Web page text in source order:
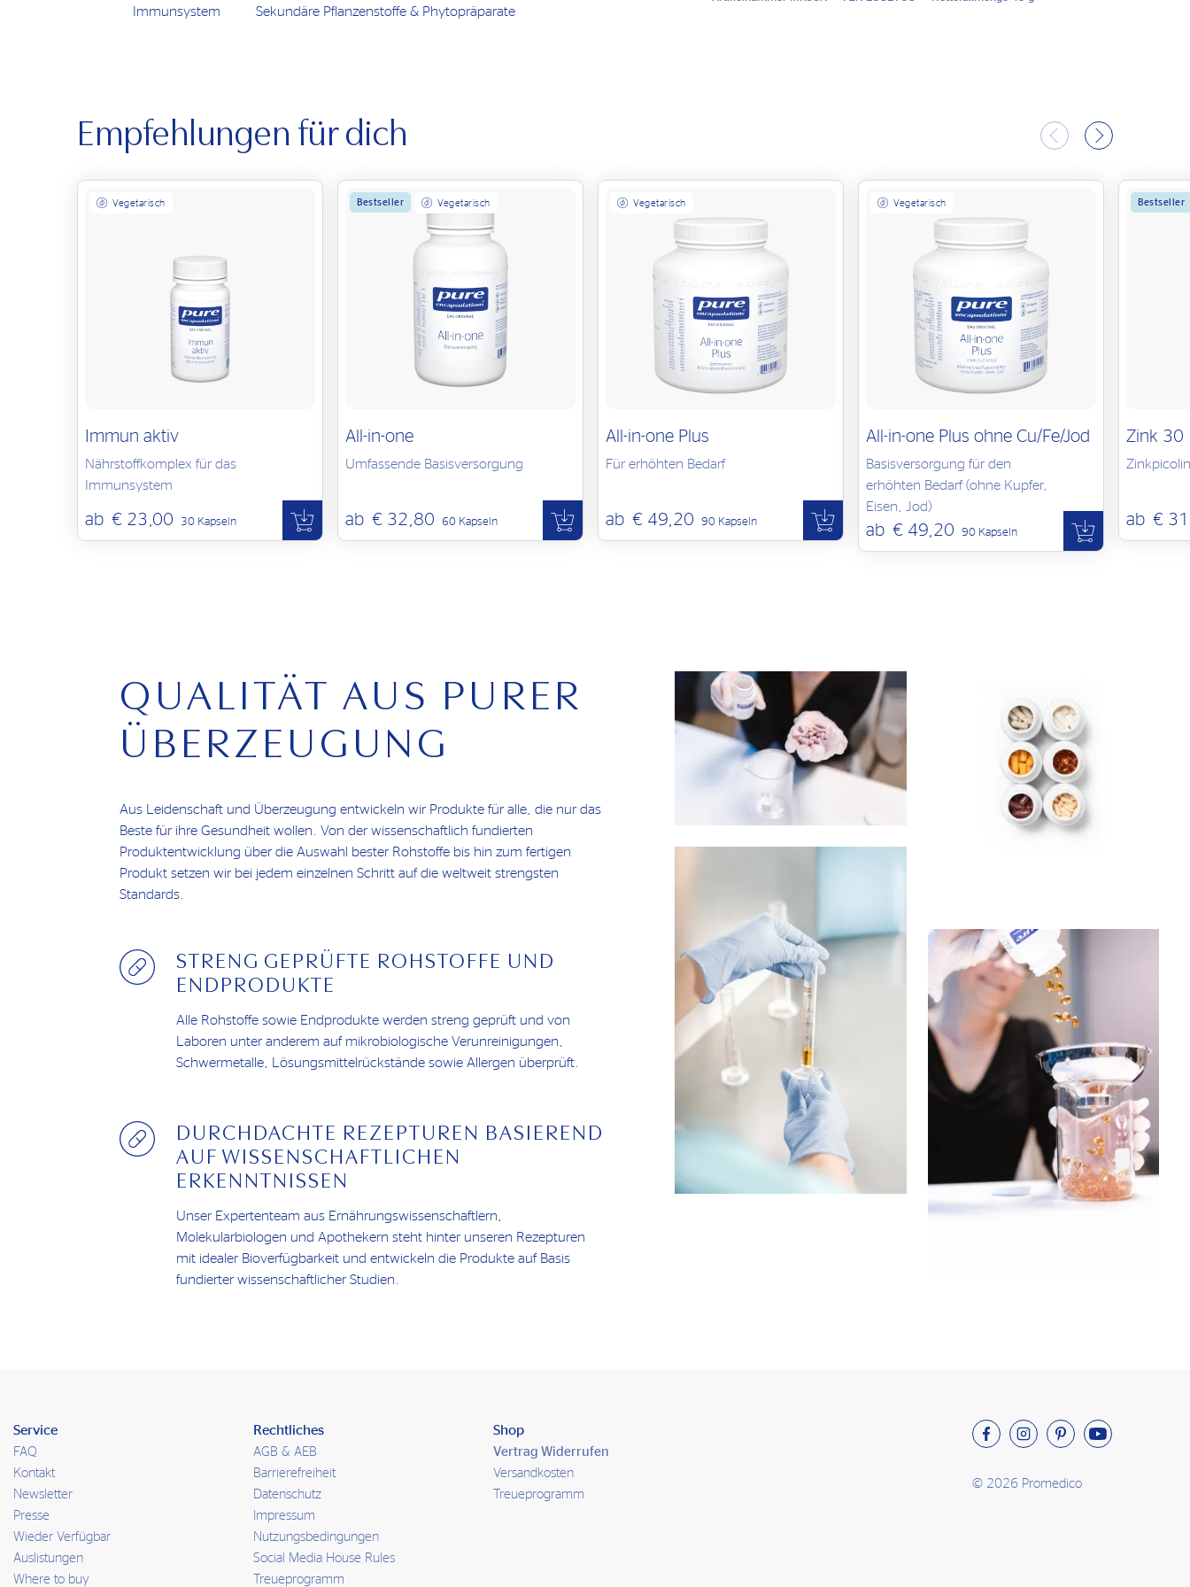
Immunsystem Sekundäre Pflanzenstoffe & Phytopräparate
Empfehlungen für dich
Vegetarisch
Immun aktiv
Nährstoffkomplex für das
Immunsystem
ab € 23,00 30 Kapseln
Bestseller Vegetarisch
All-in-one
Umfassende Basisversorgung
ab € 32,80 60 Kapseln
Vegetarisch
All-in-one Plus
Für erhöhten Bedarf
ab € 49,20 90 Kapseln
Vegetarisch
All-in-one Plus ohne Cu/Fe/Jod
Basisversorgung für den
erhöhten Bedarf (ohne Kupfer,
Eisen, Jod)
ab € 49,20 90 Kapseln
Bestseller
Zink 30
ab €
QUALITÄT AUS PURER
ÜBERZEUGUNG
Aus Leidenschaft und Überzeugung entwickeln wir Produkte für alle, die nur das
Beste für ihre Gesundheit wollen. Von der wissenschaftlich fundierten
Produktentwicklung über die Auswahl bester Rohstoffe bis hin zum fertigen
Produkt setzen wir bei jedem einzelnen Schritt auf die weltweit strengsten
Standards.
STRENG GEPRÜFTE ROHSTOFFE UND
ENDPRODUKTE
Alle Rohstoffe sowie Endprodukte werden streng geprüft und von
Laboren unter anderem auf mikrobiologische Verunreinigungen,
Schwermetalle, Lösungsmittelrückstände sowie Allergen überprüft.
DURCHDACHTE REZEPTUREN BASIEREND
AUF WISSENSCHAFTLICHEN
ERKENNTNISSEN
Unser Expertenteam aus Ernährungswissenschaftlern,
Molekularbiologen und Apothekern steht hinter unseren Rezepturen
mit idealer Bioverfügbarkeit und entwickeln die Produkte auf Basis
fundierter wissenschaftlicher Studien.
Service
FAQ
Kontakt
Newsletter
Presse
Wieder Verfügbar
Auslistungen
Where to buy
Rechtliches
AGB & AEB
Barrierefreiheit
Datenschutz
Impressum
Nutzungsbedingungen
Social Media House Rules
Treueprogramm
Shop
Vertrag Widerrufen
Versandkosten
Treueprogramm
© 2026 Promedico